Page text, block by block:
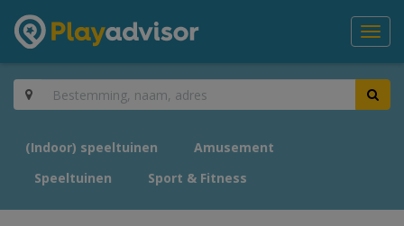
(Indoor) speeltuinen
Amusement
Speeltuinen
Sport & Fitness